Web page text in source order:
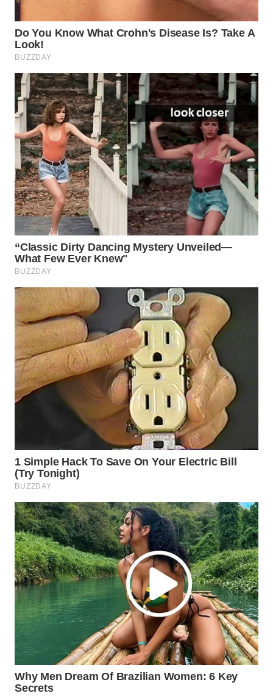
PRIANGAN
TIMUR
WN
SEMARANG
WN
SOLO
WN
BOROBUDUR
WN
MADURA
WN
SURABAYA
WN
NATUNA
WN
BINTAN
WN
MANDALIKA
LIKUPANG
WN
WN
BORNEO
Wahana
Media
Group
WAHANA
NEWS
WAHANA
TANI